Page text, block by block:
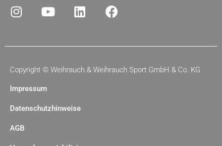
Copyright © Weihrauch & Weihrauch Sport GmbH & Co. KG
Impressum
Datenschutzhinweise
AGB